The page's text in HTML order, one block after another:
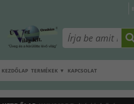
KEZDŐLAP TERMÉKEK ▼ KAPCSOLAT